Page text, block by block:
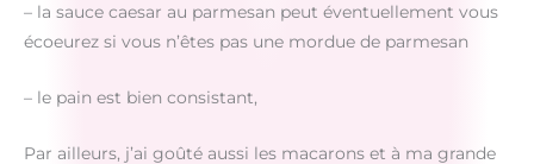
– la sauce caesar au parmesan peut éventuellement vous
écoeurez si vous n’êtes pas une mordue de parmesan
– le pain est bien consistant,
Par ailleurs, j’ai goûté aussi les macarons et à ma grande